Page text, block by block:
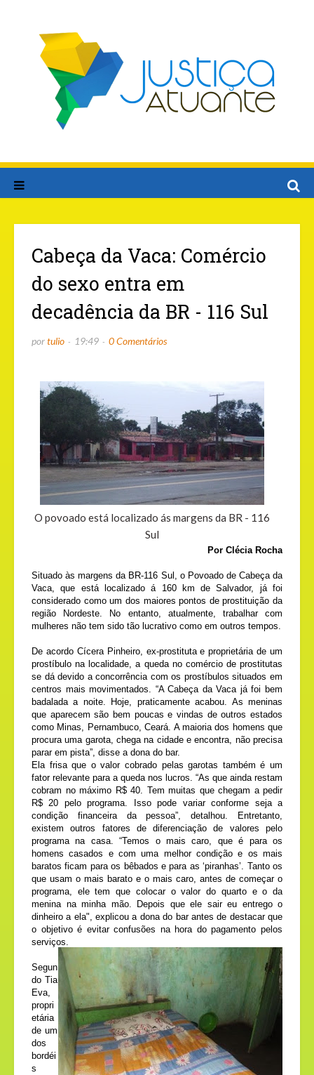
Cabeça da Vaca: Comércio
do sexo entra em
decadência da BR - 116 Sul
portulio 19:49 0 Comentários
O povoado está localizado ás margens da BR - 116
Sul
Por Clécia Rocha
Situado às margens da BR-116 Sul, o Povoado de Cabeça da
Vaca, que está localizado á 160 km de Salvador, já foi
considerado como um dos maiores pontos de prostituição da
região Nordeste. No entanto, atualmente, trabalhar com
mulheres não tem sido tão lucrativo como em outros tempos.
De acordo Cícera Pinheiro, ex-prostituta e proprietária de um
prostíbulo na localidade, a queda no comércio de prostitutas
se dá devido a concorrência com os prostíbulos situados em
centros mais movimentados. “A Cabeça da Vaca já foi bem
badalada a noite. Hoje, praticamente acabou. As meninas
que aparecem são bem poucas e vindas de outros estados
como Minas, Pernambuco, Ceará. A maioria dos homens que
procura uma garota, chega na cidade e encontra, não precisa
parar em pista”, disse a dona do bar.
Ela frisa que o valor cobrado pelas garotas também é um
fator relevante para a queda nos lucros. “As que ainda restam
cobram no máximo R$ 40. Tem muitas que chegam a pedir
R$ 20 pelo programa. Isso pode variar conforme seja a
condição financeira da pessoa”, detalhou. Entretanto,
existem outros fatores de diferenciação de valores pelo
programa na casa. “Temos o mais caro, que é para os
homens casados e com uma melhor condição e os mais
baratos ficam para os bêbados e para as ‘piranhas’. Tanto os
que usam o mais barato e o mais caro, antes de começar o
programa, ele tem que colocar o valor do quarto e o da
menina na minha mão. Depois que ele sair eu entrego o
dinheiro a ela", explicou a dona do bar antes de destacar que
o objetivo é evitar confusões na hora do pagamento pelos
serviços.
Segun
do Tia
Eva,
propri
etária
de um
dos
bordéi
s